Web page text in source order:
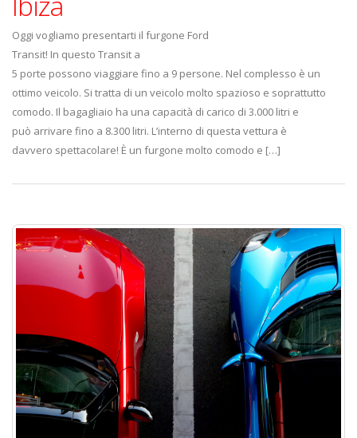
Oggi vogliamo presentarti il furgone Ford
Transit! In questo Transit a
5 porte possono viaggiare fino a 9 persone. Nel complesso è un
ottimo veicolo. Si tratta di un veicolo molto spazioso e soprattutto
comodo. Il bagagliaio ha una capacità di carico di 3.000 litri e
può arrivare fino a 8.300 litri. L’interno di questa vettura è
davvero spettacolare! È un furgone molto comodo e […]